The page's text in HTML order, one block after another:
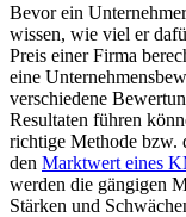
Bevor ein
wissen, wie viel er
Preis einer Firma
eine
verschiedene
Resultaten führen
richtige Methode bzw.
den Marktwert eines
werden die gängigen
Stärken und